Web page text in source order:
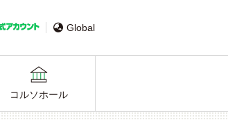
Global
コルソホール